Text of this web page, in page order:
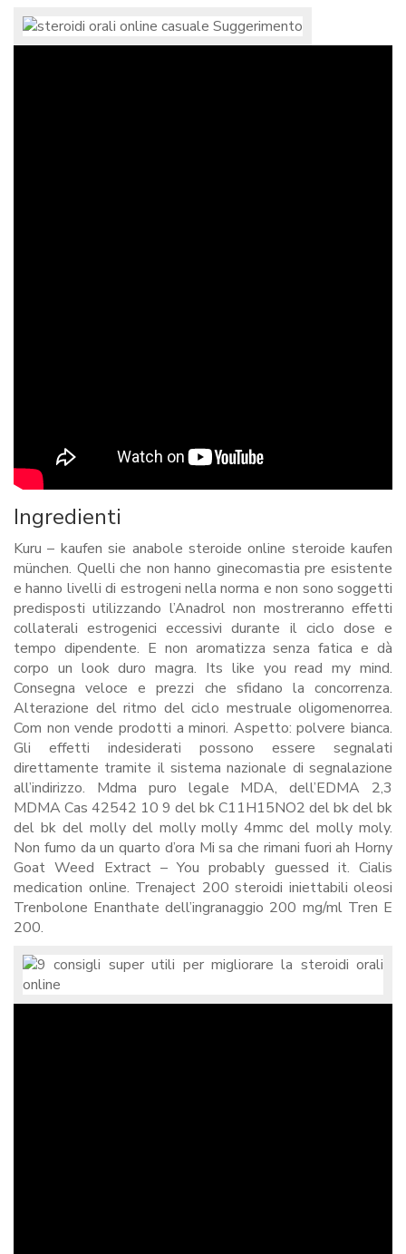
Ingredienti
Kuru – kaufen sie anabole steroide online steroide kaufen
münchen. Quelli che non hanno ginecomastia pre esistente
e hanno livelli di estrogeni nella norma e non sono soggetti
predisposti utilizzando l’Anadrol non mostreranno effetti
collaterali estrogenici eccessivi durante il ciclo dose e
tempo dipendente. E non aromatizza senza fatica e dà
corpo un look duro magra. Its like you read my mind.
Consegna veloce e prezzi che sfidano la concorrenza.
Alterazione del ritmo del ciclo mestruale oligomenorrea.
Com non vende prodotti a minori. Aspetto: polvere bianca.
Gli effetti indesiderati possono essere segnalati
direttamente tramite il sistema nazionale di segnalazione
all’indirizzo. Mdma puro legale MDA, dell’EDMA 2,3
MDMA Cas 42542 10 9 del bk C11H15NO2 del bk del bk
del bk del molly del molly molly 4mmc del molly moly.
Non fumo da un quarto d’ora Mi sa che rimani fuori ah Horny
Goat Weed Extract – You probably guessed it. Cialis
medication online. Trenaject 200 steroidi iniettabili oleosi
Trenbolone Enanthate dell’ingranaggio 200 mg/ml Tren E
200.